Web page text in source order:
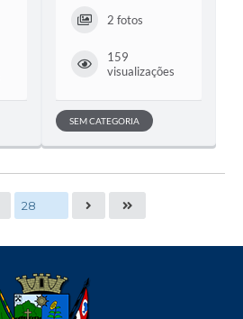
2 fotos
159
visualizações
SEM CATEGORIA